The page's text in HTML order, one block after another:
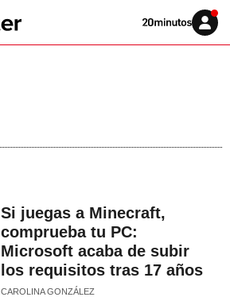
Volver
Iniciar
sesión
Si juegas a Minecraft,
comprueba tu PC:
Microsoft acaba de subir
los requisitos tras 17 años
CAROLINA GONZÁLEZ